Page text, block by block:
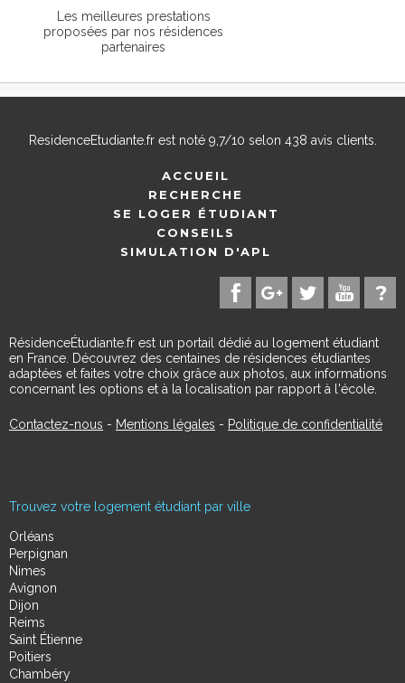
Les meilleures prestations
proposées par nos résidences
partenaires
ResidenceEtudiante.frest noté 9,7/10 selon 438 avis clients.
ACCUEIL
RECHERCHE
SE LOGER ÉTUDIANT
CONSEILS
SIMULATION D'APL
RésidenceÉtudiante.fr est un portail dédié au logement étudiant
en France. Découvrez des centaines de résidences étudiantes
adaptées et faites votre choix grâce aux photos, aux informations
concernant les options et à la localisation par rapport à l'école.
Contactez-nous - Mentions légales - Politique de confidentialité
Trouvez votre logement étudiant par ville
Orléans
Perpignan
Nimes
Avignon
Dijon
Reims
Saint Étienne
Poitiers
Chambéry